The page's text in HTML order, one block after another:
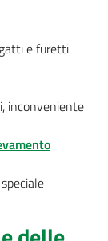
e furetti
inconveniente